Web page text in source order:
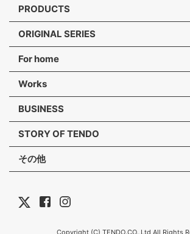
PRODUCTS
ORIGINAL SERIES
For home
Works
BUSINESS
STORY OF TENDO
その他
Copyright (C) TENDO.CO.,Ltd All Rights